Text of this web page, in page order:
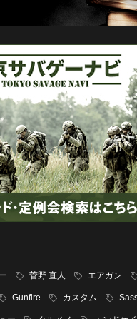
菅野 直人 エアガン
Gunfire カスタム